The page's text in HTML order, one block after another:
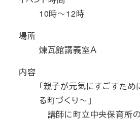
10時～12時
場所
煉瓦館講義室Ａ
内容
「親子が元気にすごすた
る町づくり～」
講師に町立中央保育所